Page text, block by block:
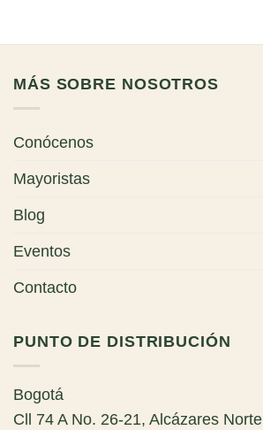
MÁS SOBRE NOSOTROS
Conócenos
Mayoristas
Blog
Eventos
Contacto
PUNTO DE DISTRIBUCIÓN
Bogotá
Cll 74 A No. 26-21, Alcázares Norte